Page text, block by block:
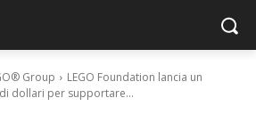
Group
LEGO Foundation lancia un
dollari per supportare...